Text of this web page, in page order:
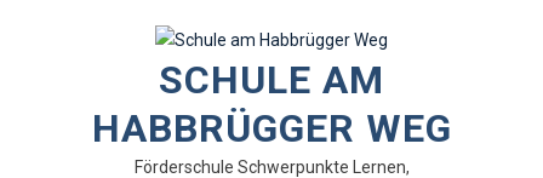
SCHULE AM
HABBRÜGGER WEG
Förderschule Schwerpunkte Lernen,